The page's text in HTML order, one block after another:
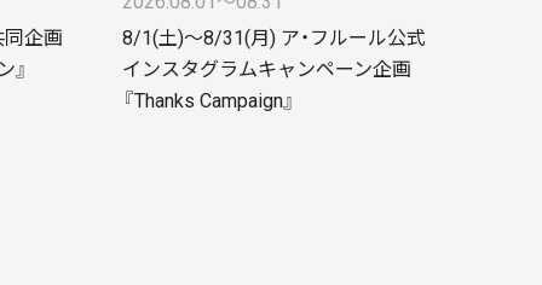
同企画
』
8/1(土)～8/31(月) ア・フルール公式
インスタグラムキャンペーン企画
『Thanks Campaign』